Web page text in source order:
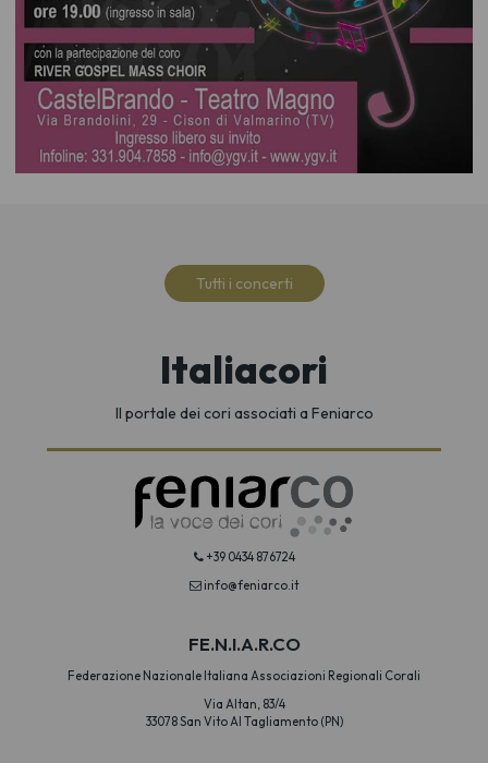
Tutti i concerti
Italiacori
Il portale dei cori associati a Feniarco
+39 0434 876724
info@feniarco.it
FE.N.I.A.R.CO
Federazione Nazionale Italiana Associazioni Regionali Corali
Via Altan, 83/4
33078 San Vito Al Tagliamento (PN)